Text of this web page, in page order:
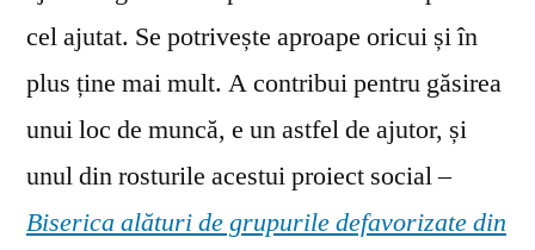
cel ajutat. Se potrivește aproape oricui și în
plus ține mai mult. A contribui pentru găsirea
unui loc de muncă, e un astfel de ajutor, și
unul din rosturile acestui proiect social –
Biserica alături de grupurile defavorizate din